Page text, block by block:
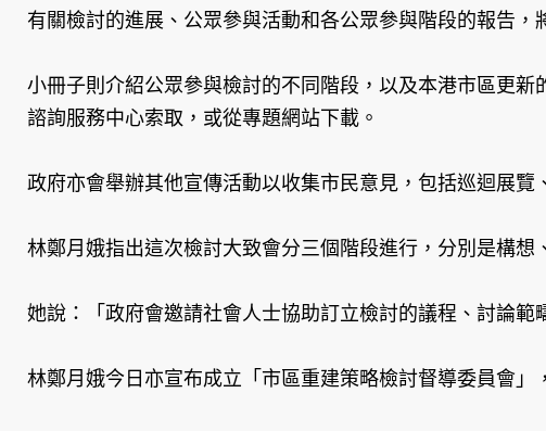
有關檢討的進展、公眾參與活動和各公眾參與階段的報告，
小冊子則介紹公眾參與檢討的不同階段，以及本港市區更
諮詢服務中心索取，或從專題網站下載。
政府亦會舉辦其他宣傳活動以收集市民意見，包括巡迴展
林鄭月娥指出這次檢討大致會分三個階段進行，分別是構想
她說：「政府會邀請社會人士協助訂立檢討的議程、討論
林鄭月娥今日亦宣布成立「市區重建策略檢討督導委員會」